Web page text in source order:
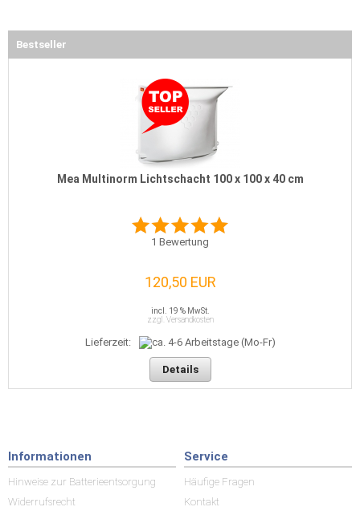
Bestseller
Mea Multinorm Lichtschacht 100 x 100 x 40 cm
1 Bewertung
120,50 EUR
incl. 19 % MwSt.
zzgl. Versandkosten
Lieferzeit:
Details
Informationen
Hinweise zur Batterieentsorgung
Widerrufsrecht
Service
Häufige Fragen
Kontakt